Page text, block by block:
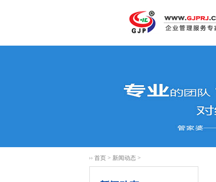
首页 > 新闻动态 >